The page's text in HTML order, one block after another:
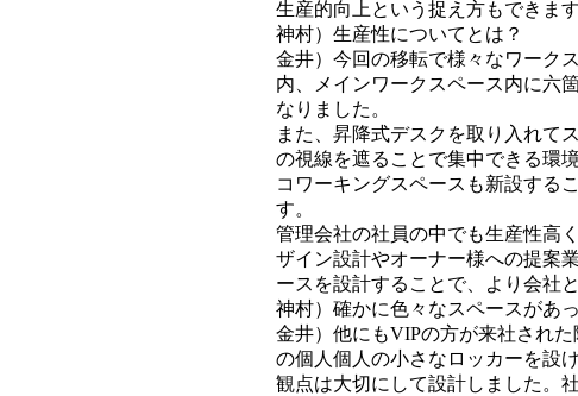
生産的向上という捉え方もできま
神村）生産性についてとは？
金井）今回の移転で様々なワーク
内、メインワークスペース内に六
なりました。
また、昇降式デスクを取り入れて
の視線を遮ることで集中できる環
コワーキングスペースも新設する
す。
管理会社の社員の中でも生産性高
ザイン設計やオーナー様への提案
ースを設計することで、より会社
神村）確かに色々なスペースがあ
金井）他にもVIPの方が来社され
の個人個人の小さなロッカーを設
観点は大切にして設計しました。